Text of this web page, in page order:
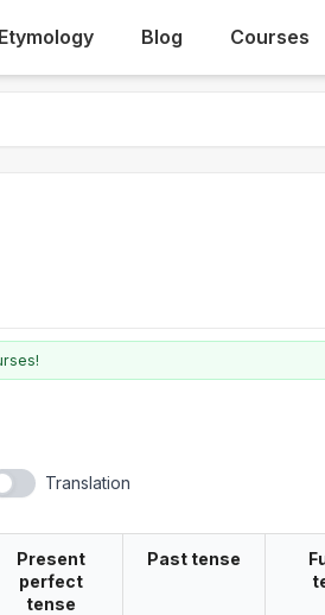
Etymology Blog Courses
Translation
Present
perfect
tense
Past tense